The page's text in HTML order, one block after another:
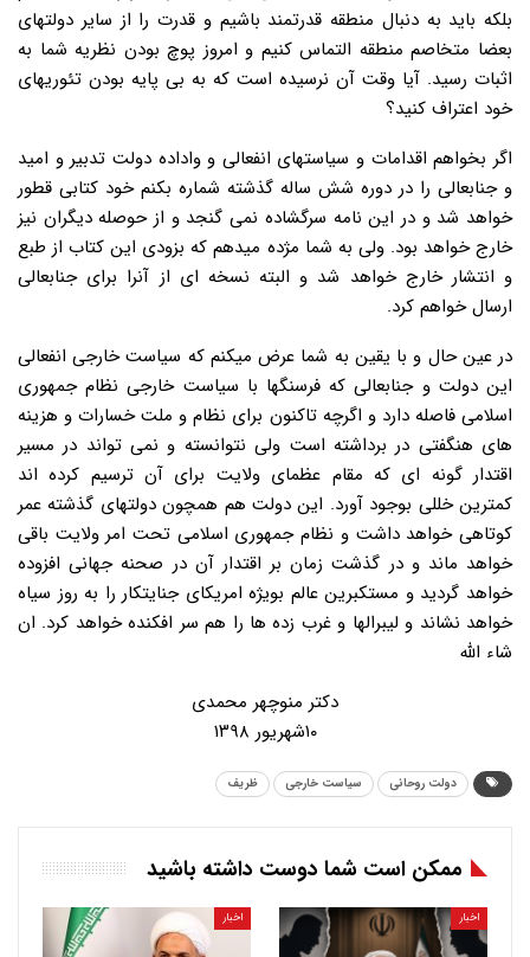
بلکه باید به دنبال منطقه قدرتمند باشیم و قدرت را از سایر دولتهای
بعضا متخاصم منطقه التماس کنیم و امروز پوچ بودن نظریه شما به
اثبات رسید. آیا وقت آن نرسیده است که به بی پایه بودن تئوریهای
خود اعتراف کنید؟
اگر بخواهم اقدامات و سیاستهای انفعالی و واداده دولت تدبیر و امید
و جنابعالی را در دوره شش ساله گذشته شماره بکنم خود کتابی قطور
خواهد شد و در این نامه سرگشاده نمی گنجد و از حوصله دیگران نیز
خارج خواهد بود. ولی به شما مژده میدهم که بزودی این کتاب از طبع
و انتشار خارج خواهد شد و البته نسخه ای از آنرا برای جنابعالی
ارسال خواهم کرد.
در عین حال و با یقین به شما عرض میکنم که سیاست خارجی انفعالی
این دولت و جنابعالی که فرسنگها با سیاست خارجی نظام جمهوری
اسلامی فاصله دارد و اگرچه تاکنون برای نظام و ملت خسارات و هزینه
های هنگفتی در برداشته است ولی نتوانسته و نمی تواند در مسیر
اقتدار گونه ای که مقام عظمای ولایت برای آن ترسیم کرده اند
کمترین خللی بوجود آورد. این دولت هم همچون دولتهای گذشته عمر
کوتاهی خواهد داشت و نظام جمهوری اسلامی تحت امر ولایت باقی
خواهد ماند و در گذشت زمان بر اقتدار آن در صحنه جهانی افزوده
خواهد گردید و مستکبرین عالم بویژه امریکای جنایتکار را به روز سیاه
خواهد نشاند و لیبرالها و غرب زده ها را هم سر افکنده خواهد کرد. ان
شاء الله
دکتر منوچهر محمدی
۱۰شهریور ۱۳۹۸
دولت روحانی سیاست خارجی ظریف
ممکن است شما دوست داشته باشید
اخبار اخبار